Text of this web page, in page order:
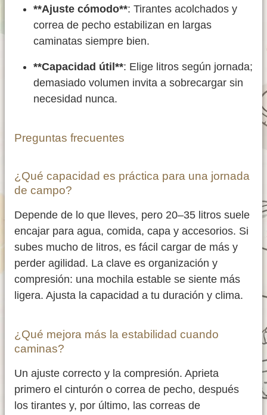
**Ajuste cómodo**: Tirantes acolchados y
correa de pecho estabilizan en largas
caminatas siempre bien.
**Capacidad útil**: Elige litros según jornada;
demasiado volumen invita a sobrecargar sin
necesidad nunca.
Preguntas frecuentes
¿Qué capacidad es práctica para una jornada
de campo?
Depende de lo que lleves, pero 20–35 litros suele
encajar para agua, comida, capa y accesorios. Si
subes mucho de litros, es fácil cargar de más y
perder agilidad. La clave es organización y
compresión: una mochila estable se siente más
ligera. Ajusta la capacidad a tu duración y clima.
¿Qué mejora más la estabilidad cuando
caminas?
Un ajuste correcto y la compresión. Aprieta
primero el cinturón o correa de pecho, después
los tirantes y, por último, las correas de